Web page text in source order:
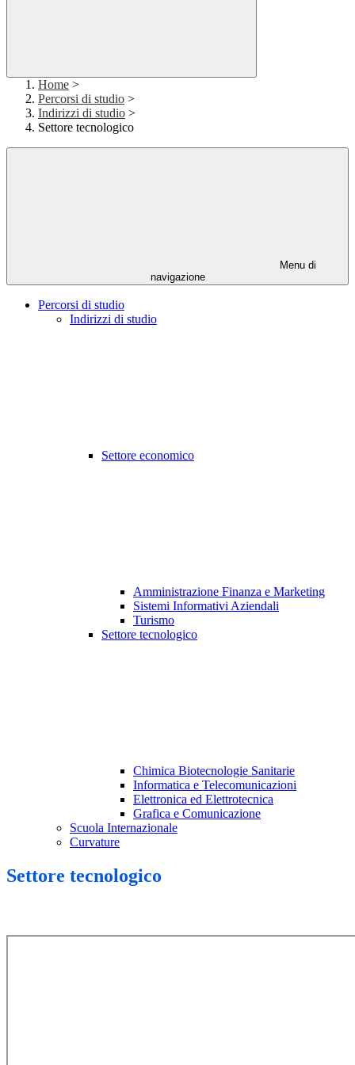
Home >
Percorsi di studio >
Indirizzi di studio >
Settore tecnologico
Menu di
navigazione
Percorsi di studio
Indirizzi di studio
Settore economico
Amministrazione Finanza e Marketing
Sistemi Informativi Aziendali
Turismo
Settore tecnologico
Chimica Biotecnologie Sanitarie
Informatica e Telecomunicazioni
Elettronica ed Elettrotecnica
Grafica e Comunicazione
Scuola Internazionale
Curvature
Settore tecnologico